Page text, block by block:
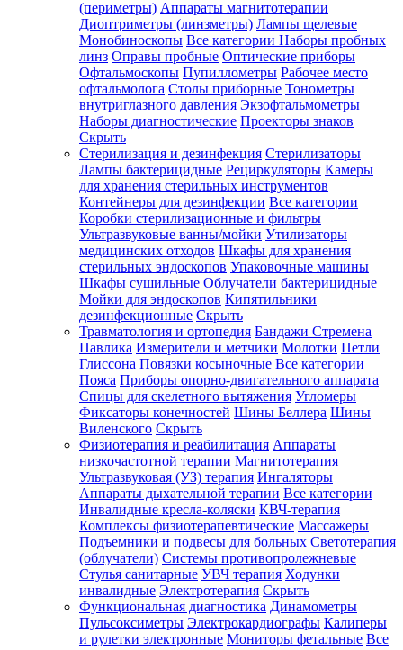
(периметры) Аппараты магнитотерапии
Диоптриметры (линзметры) Лампы щелевые
Монобиноскопы Все категории Наборы пробных
линз Оправы пробные Оптические приборы
Офтальмоскопы Пупиллометры Рабочее место
офтальмолога Столы приборные Тонометры
внутриглазного давления Экзофтальмометры
Наборы диагностические Проекторы знаков
Скрыть
Стерилизация и дезинфекция Стерилизаторы
Лампы бактерицидные Рециркуляторы Камеры
для хранения стерильных инструментов
Контейнеры для дезинфекции Все категории
Коробки стерилизационные и фильтры
Ультразвуковые ванны/мойки Утилизаторы
медицинских отходов Шкафы для хранения
стерильных эндоскопов Упаковочные машины
Шкафы сушильные Облучатели бактерицидные
Мойки для эндоскопов Кипятильники
дезинфекционные Скрыть
Травматология и ортопедия Бандажи Стремена
Павлика Измерители и метчики Молотки Петли
Глиссона Повязки косыночные Все категории
Пояса Приборы опорно-двигательного аппарата
Спицы для скелетного вытяжения Угломеры
Фиксаторы конечностей Шины Беллера Шины
Виленского Скрыть
Физиотерапия и реабилитация Аппараты
низкочастотной терапии Магнитотерапия
Ультразвуковая (УЗ) терапия Ингаляторы
Аппараты дыхательной терапии Все категории
Инвалидные кресла-коляски КВЧ-терапия
Комплексы физиотерапевтические Массажеры
Подъемники и подвесы для больных Светотерапия
(облучатели) Системы противопролежневые
Стулья санитарные УВЧ терапия Ходунки
инвалидные Электротерапия Скрыть
Функциональная диагностика Динамометры
Пульсоксиметры Электрокардиографы Калиперы
и рулетки электронные Мониторы фетальные Все